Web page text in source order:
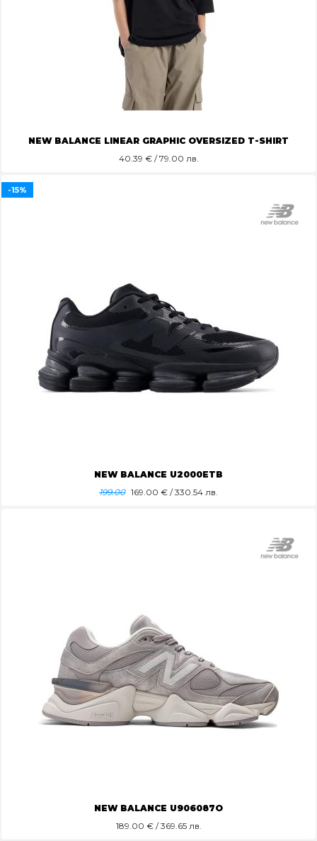
NEW BALANCE LINEAR GRAPHIC OVERSIZED T-SHIRT
40.39 € / 79.00 лв.
NEW BALANCE U2000ETB
199.00 169.00 € / 330.54 лв.
-15%
NEW BALANCE U906087O
189.00 € / 369.65 лв.